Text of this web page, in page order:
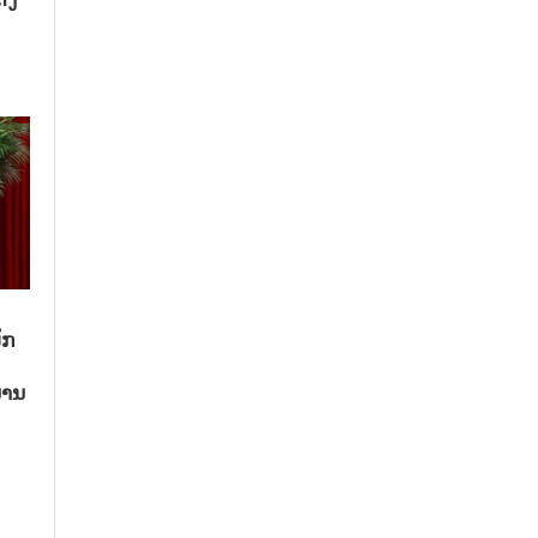
ນ